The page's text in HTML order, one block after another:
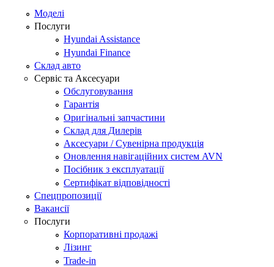
Моделі
Послуги
Hyundai Assistance
Hyundai Finance
Склад авто
Сервіс та Аксесуари
Обслуговування
Гарантія
Оригінальні запчастини
Склад для Дилерів
Аксесуари / Сувенірна продукція
Оновлення навігаційних систем AVN
Посібник з експлуатації
Сертифікат відповідності
Спецпропозиції
Вакансії
Послуги
Корпоративні продажі
Лізинг
Trade-in